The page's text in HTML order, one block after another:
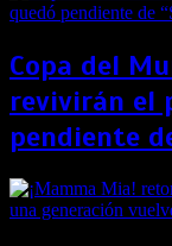
Copa del
revivirán el
pendiente